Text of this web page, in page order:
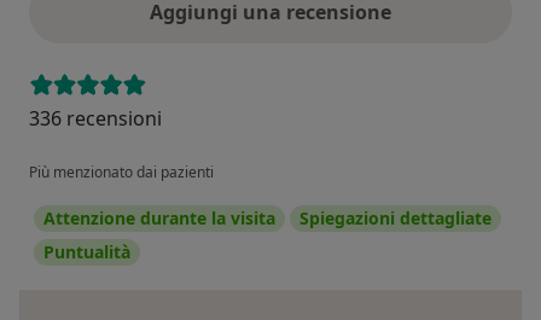
Aggiungi una recensione
336 recensioni
Più menzionato dai pazienti
Attenzione durante la visita
Spiegazioni dettagliate
Puntualità